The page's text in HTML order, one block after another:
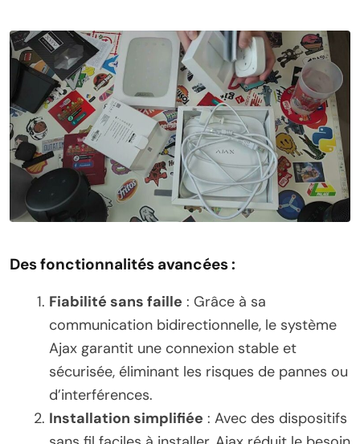
Des fonctionnalités avancées :
Fiabilité sans faille : Grâce à sa
communication bidirectionnelle, le système
Ajax garantit une connexion stable et
sécurisée, éliminant les risques de pannes ou
d’interférences.
Installation simplifiée : Avec des dispositifs